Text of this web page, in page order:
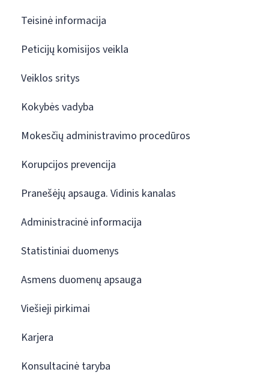
Teisinė informacija
Peticijų komisijos veikla
Veiklos sritys
Kokybės vadyba
Mokesčių administravimo procedūros
Korupcijos prevencija
Pranešėjų apsauga. Vidinis kanalas
Administracinė informacija
Statistiniai duomenys
Asmens duomenų apsauga
Viešieji pirkimai
Karjera
Konsultacinė taryba